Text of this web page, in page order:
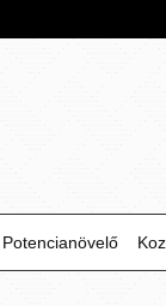
Potencianövelő